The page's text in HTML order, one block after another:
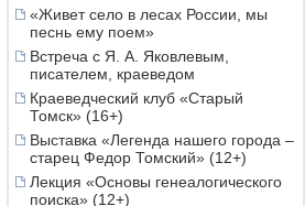
«Живет село в лесах России, мы
песнь ему поем»
Встреча с Я. А. Яковлевым,
писателем, краеведом
Краеведческий клуб «Старый
Томск» (16+)
Выставка «Легенда нашего города –
старец Федор Томский» (12+)
Лекция «Основы генеалогического
поиска» (12+)